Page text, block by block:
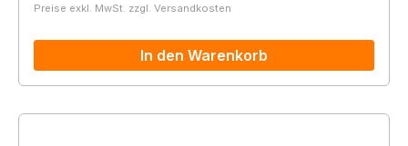
Preise exkl. MwSt. zzgl. Versandkosten
In den Warenkorb